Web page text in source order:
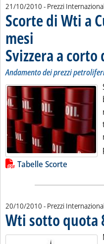
21/10/2010 - Prezzi
Scorte di Wti a
mesi
Svizzera a corto
Andamento dei prezzi
Lista allegati PDF
Tabelle Scorte
20/10/2010 - Prezzi
Wti sotto quota